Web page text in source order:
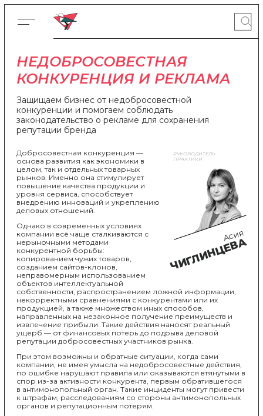
НЕДОБРОСОВЕСТНАЯ
КОНКУРЕНЦИЯ И РЕКЛАМА
Защищаем бизнес от недобросовестной
конкуренции и помогаем соблюдать
законодательство о рекламе для сохранения
репутации бренда
РУКОВОДИТЕЛЬ
ПРАКТИКИ
Асия
ЧИГЛИНЦЕВА
Добросовестная конкуренция —
основа развития как экономики в
целом, так и отдельных товарных
рынков. Именно она стимулирует
повышение качества продукции и
уровня сервиса, способствует
внедрению инноваций и укреплению
деловых отношений.
Однако в современных условиях
компании всё чаще сталкиваются с
нерыночными методами
конкурентной борьбы:
копированием чужих товаров,
созданием сайтов-клонов,
неправомерным использованием
объектов интеллектуальной
собственности, распространением ложной информации,
некорректными сравнениями с конкурентами или их
продукцией, а также множеством иных способов,
направленных на незаконное получение преимуществ и
извлечение прибыли. Такие действия наносят реальный
ущерб — от финансовых потерь до подрыва деловой
репутации добросовестных участников рынка.
При этом возможны и обратные ситуации, когда сами
компании, не имея умысла на недобросовестные действия,
по ошибке нарушают правила или оказываются втянутыми в
спор из-за активности конкурента, первым обратившегося
в антимонопольный орган. Такие инциденты могут привести
к штрафам, расследованиям со стороны антимонопольных
органов и репутационным потерям.